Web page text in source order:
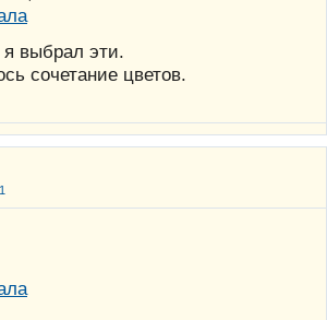
я выбрал эти.
сочетание цветов.